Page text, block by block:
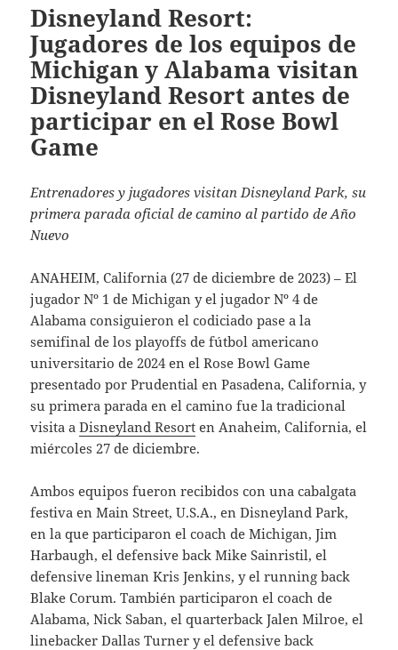
Disneyland Resort:
Jugadores de los equipos de
Michigan y Alabama visitan
Disneyland Resort antes de
participar en el Rose Bowl
Game
Entrenadores y jugadores visitan Disneyland Park, su
primera parada oficial de camino al partido de Año
Nuevo
ANAHEIM, California (27 de diciembre de 2023) – El
jugador Nº 1 de Michigan y el jugador Nº 4 de
Alabama consiguieron el codiciado pase a la
semifinal de los playoffs de fútbol americano
universitario de 2024 en el Rose Bowl Game
presentado por Prudential en Pasadena, California, y
su primera parada en el camino fue la tradicional
visita aDisneyland Resort en Anaheim, California, el
miércoles 27 de diciembre.
Ambos equipos fueron recibidos con una cabalgata
festiva en Main Street, U.S.A., en Disneyland Park,
en la que participaron el coach de Michigan, Jim
Harbaugh, el defensive back Mike Sainristil, el
defensive lineman Kris Jenkins, y el running back
Blake Corum. También participaron el coach de
Alabama, Nick Saban, el quarterback Jalen Milroe, el
linebacker Dallas Turner y el defensive back